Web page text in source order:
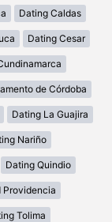
Dating Caldas
Dating Cesar
de Córdoba
Dating La Guajira
Nariño
Dating Quindio
Providencia
Tolima